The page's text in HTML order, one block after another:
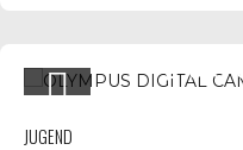
JUGEND